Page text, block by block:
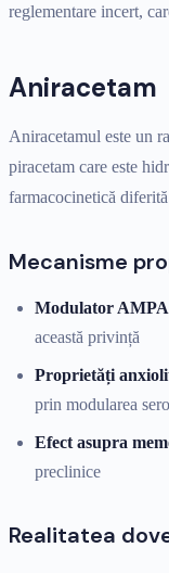
reglementare incert,
Aniracetam
Aniracetamul este un
piracetam care este
farmacocinetică
Mecanisme
Modulator
această privință
Proprietăți
prin modularea
Efect asupra
preclinice
Realitatea